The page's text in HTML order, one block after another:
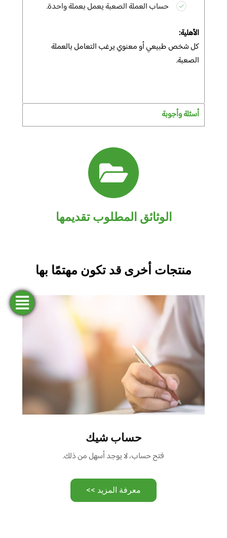
حسابالعملة الصعبة يعمل بعملة واحدة.
الأهلية:
كل شخص طبيعي أو معنوي يرغب التعامل بالعملة
الصعبة.
أسئلة وأجوبة
الوثائق المطلوب تقديمها
منتجات أخرى قد تكون مهتمًا بها
حساب شيك
فتح حساب، لا يوجد أسهل من ذلك.
معرفة المزيد >>
ابحث
عن وكالة
طلب
تمويل
المحاكاة
فتح
حساب